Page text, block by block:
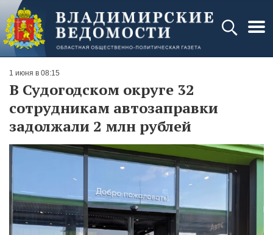
1 июня в 08:15
В Судогодском округе 32
сотрудникам автозаправки
задолжали 2 млн рублей